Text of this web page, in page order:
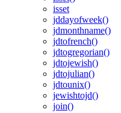
isset
jddayofweek()
jdmonthname()
jdtofrench()
jdtogregorian()
jdtojewish()
jdtojulian()
jdtounix()
jewishtojd()
join()